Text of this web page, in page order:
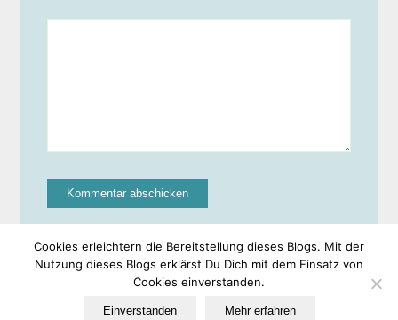
© Copyright -EULe Enfold WordPress Theme by Kriesi
Cookies erleichtern die Bereitstellung dieses Blogs. Mit der
Nutzung dieses Blogs erklärst Du Dich mit dem Einsatz von
Cookies einverstanden.
Einverstanden Mehr erfahren